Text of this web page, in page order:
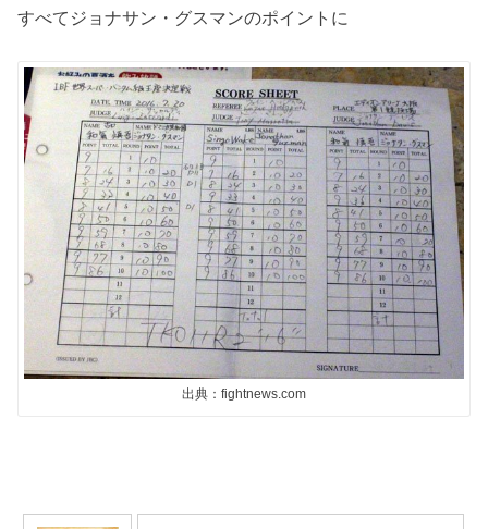
すべてジョナサン・グスマンのポイントに
出典：fightnews.com